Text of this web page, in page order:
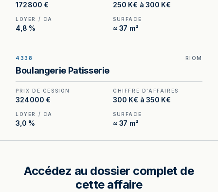
172 800 € 250 K€ à 300 K€
LOYER / CA
4,8 %
SURFACE
≈ 37 m²
Boulangerie à Riom — place centrale, arrêt
minute devant la boutique, loyer inférieur à 3 %
4338 RIOM
Boulangerie Patisserie
PRIX DE CESSION
324 000 €
CHIFFRE D'AFFAIRES
300 K€ à 350 K€
LOYER / CA
3,0 %
SURFACE
≈ 37 m²
Accédez au dossier complet de
cette affaire